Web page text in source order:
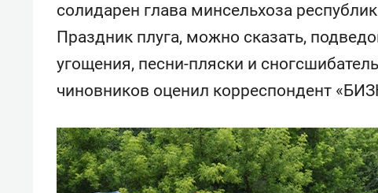
солидарен глава минсельхоза
Праздник плуга, можно сказать,
угощения, песни-пляски и
чиновников оценил корреспондент
Рекомендуем
Как ГК «МИР ГРУПП» и ВТБ
создают оазис жилого
Рекомендуем
150
ID